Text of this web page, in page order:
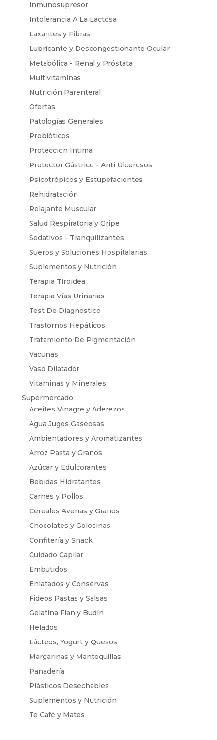
Inmunosupresor
Intolerancia A La Lactosa
Laxantes y Fibras
Lubricante y Descongestionante Ocular
Metabólica - Renal y Próstata
Multivitaminas
Nutrición Parenteral
Ofertas
Patologías Generales
Probióticos
Protección Intima
Protector Gástrico - Anti Ulcerosos
Psicotrópicos y Estupefacientes
Rehidratación
Relajante Muscular
Salud Respiratoria y Gripe
Sedativos - Tranquilizantes
Sueros y Soluciones Hospitalarias
Suplementos y Nutrición
Terapia Tiroidea
Terapia Vías Urinarias
Test De Diagnostico
Trastornos Hepáticos
Tratamiento De Pigmentación
Vacunas
Vaso Dilatador
Vitaminas y Minerales
Supermercado
Aceites Vinagre y Aderezos
Agua Jugos Gaseosas
Ambientadores y Aromatizantes
Arroz Pasta y Granos
Azúcar y Edulcorantes
Bebidas Hidratantes
Carnes y Pollos
Cereales Avenas y Granos
Chocolates y Golosinas
Confitería y Snack
Cuidado Capilar
Embutidos
Enlatados y Conservas
Fideos Pastas y Salsas
Gelatina Flan y Budín
Helados
Lácteos, Yogurt y Quesos
Margarinas y Mantequillas
Panadería
Plásticos Desechables
Suplementos y Nutrición
Te Café y Mates